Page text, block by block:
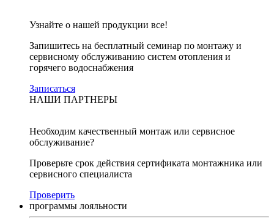
Узнайте о нашей продукции все!
Запишитесь на бесплатный семинар по монтажу и
сервисному обслуживанию систем отопления и
горячего водоснабжения
Записаться
НАШИ ПАРТНЕРЫ
Необходим качественный монтаж или сервисное
обслуживание?
Проверьте срок действия сертификата монтажника или
сервисного специалиста
Проверить
программы лояльности